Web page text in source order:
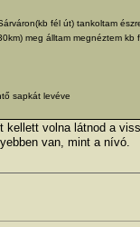
fél út) tankoltam
meg álltam megnéztem
sapkát levéve
volna látnod a
van, mint a nívó.